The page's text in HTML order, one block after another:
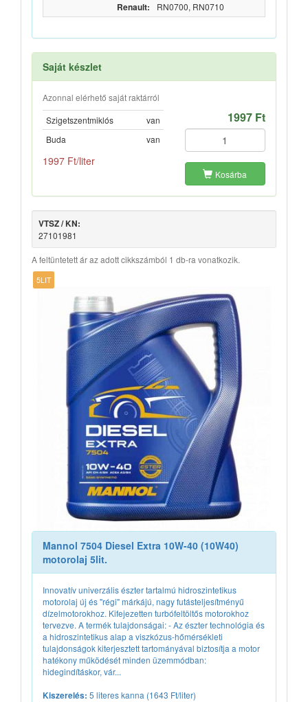
Renault: RN0700, RN0710
Saját készlet
Azonnal elérhető saját raktárról
Szigetszentmiklós
van
Buda
van
1997 Ft/liter
1997 Ft
Kosárba
VTSZ / KN:
27101981
A feltüntetett ár az adott cikkszámból 1 db-ra vonatkozik.
5LIT
Mannol 7504 Diesel Extra 10W-40 (10W40)
motorolaj 5lit.
Innovatív univerzális észter tartalmú hidroszintetikus
motorolaj új és "régi" márkájú, nagy futásteljesítményű
dízelmotorokhoz. Kifejezetten turbófeltöltős motorokhoz
tervezve. A termék tulajdonságai: - Az észter technológia és
a hidroszintetikus alap a viszkózus-hőmérsékleti
tulajdonságok kiterjesztett tartományával biztosítja a motor
hatékony működését minden üzemmódban:
hidegindításkor, vár...
Kiszerelés: 5 literes kanna (1643 Ft/liter)